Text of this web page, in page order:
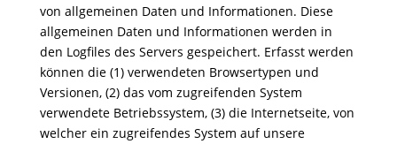
von allgemeinen Daten und Informationen. Diese
allgemeinen Daten und Informationen werden in
den Logfiles des Servers gespeichert. Erfasst werden
können die (1) verwendeten Browsertypen und
Versionen, (2) das vom zugreifenden System
verwendete Betriebssystem, (3) die Internetseite, von
welcher ein zugreifendes System auf unsere